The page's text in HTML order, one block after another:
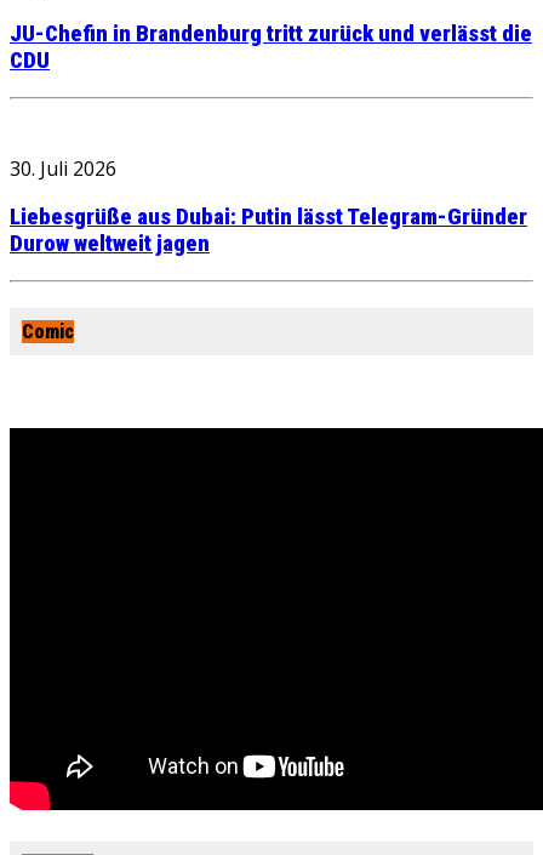
JU-Chefin in Brandenburg tritt zurück und verlässt die
CDU
30. Juli 2026
Liebesgrüße aus Dubai: Putin lässt Telegram-Gründer
Durow weltweit jagen
Comic